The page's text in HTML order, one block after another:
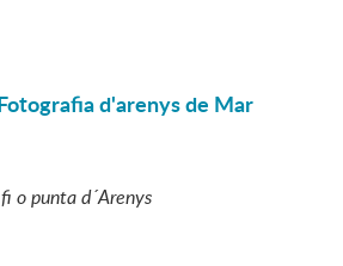
d'arenys de Mar
o punta d´Arenys